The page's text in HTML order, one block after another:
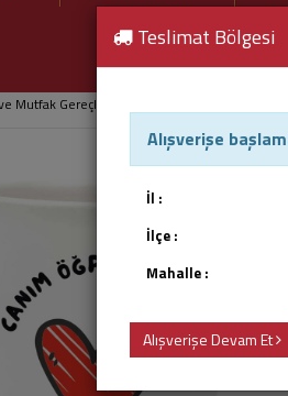
Mutfak Gereçleri
Teslimat Bölgesi
Alışverişe
İl :
İlçe :
Mahalle :
Alışverişe Devam Et